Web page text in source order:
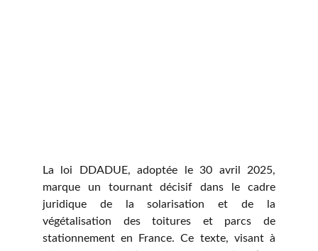
La loi DDADUE, adoptée le 30 avril 2025,
marque un tournant décisif dans le cadre
juridique de la solarisation et de la
végétalisation des toitures et parcs de
stationnement en France. Ce texte, visant à